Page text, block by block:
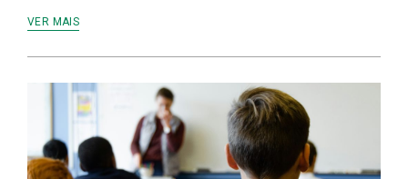
VER MAIS